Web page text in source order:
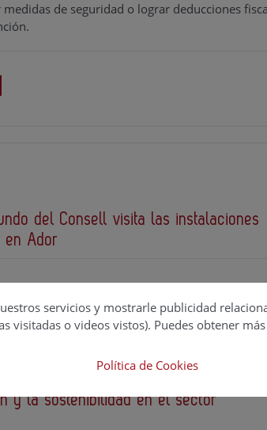
de seguridad o lograr deducciones
del Consell visita las instalaciones
en Ador
y la sostenibilidad en el sector
servicios y mostrarle publicidad
visitadas o videos vistos). Puedes obtener
Política de Cookies